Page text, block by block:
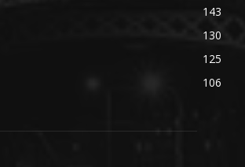
143
130
125
106